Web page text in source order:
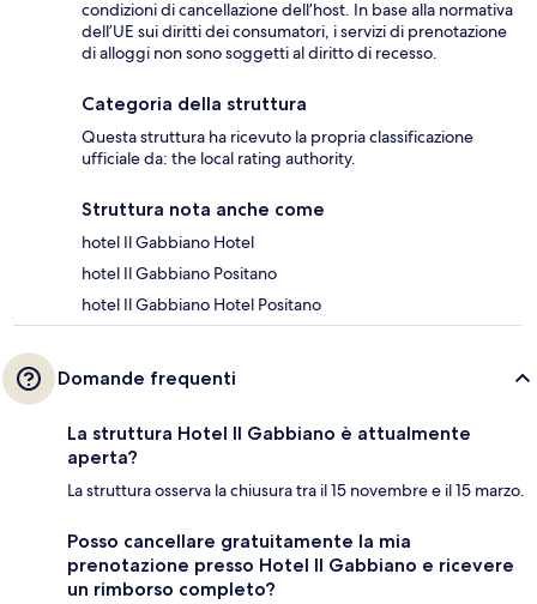
condizioni di cancellazione dell’host. In base alla normativa
dell’UE sui diritti dei consumatori, i servizi di prenotazione
di alloggi non sono soggetti al diritto di recesso.
Categoria della struttura
Questa struttura ha ricevuto la propria classificazione
ufficiale da: the local rating authority.
Struttura nota anche come
hotel Il Gabbiano Hotel
hotel Il Gabbiano Positano
hotel Il Gabbiano Hotel Positano
Domande frequenti
La struttura Hotel Il Gabbiano è attualmente
aperta?
La struttura osserva la chiusura tra il 15 novembre e il 15 marzo.
Posso cancellare gratuitamente la mia
prenotazione presso Hotel Il Gabbiano e ricevere
un rimborso completo?